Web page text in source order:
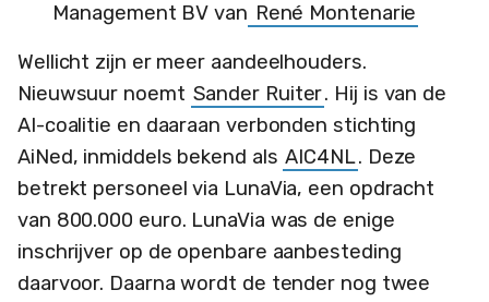
Management BV van René Montenarie
Wellicht zijn er meer aandeelhouders.
Nieuwsuur noemt Sander Ruiter. Hij is van de
AI-coalitie en daaraan verbonden stichting
AiNed, inmiddels bekend als AIC4NL. Deze
betrekt personeel via LunaVia, een opdracht
van 800.000 euro. LunaVia was de enige
inschrijver op de openbare aanbesteding
daarvoor. Daarna wordt de tender nog twee